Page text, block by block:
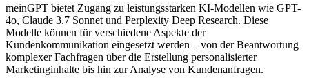
meinGPT bietet Zugang zu leistungsstarken KI-Modellen wie GPT-
4o, Claude 3.7 Sonnet und Perplexity Deep Research. Diese
Modelle können für verschiedene Aspekte der
Kundenkommunikation eingesetzt werden – von der Beantwortung
komplexer Fachfragen über die Erstellung personalisierter
Marketinginhalte bis hin zur Analyse von Kundenanfragen.